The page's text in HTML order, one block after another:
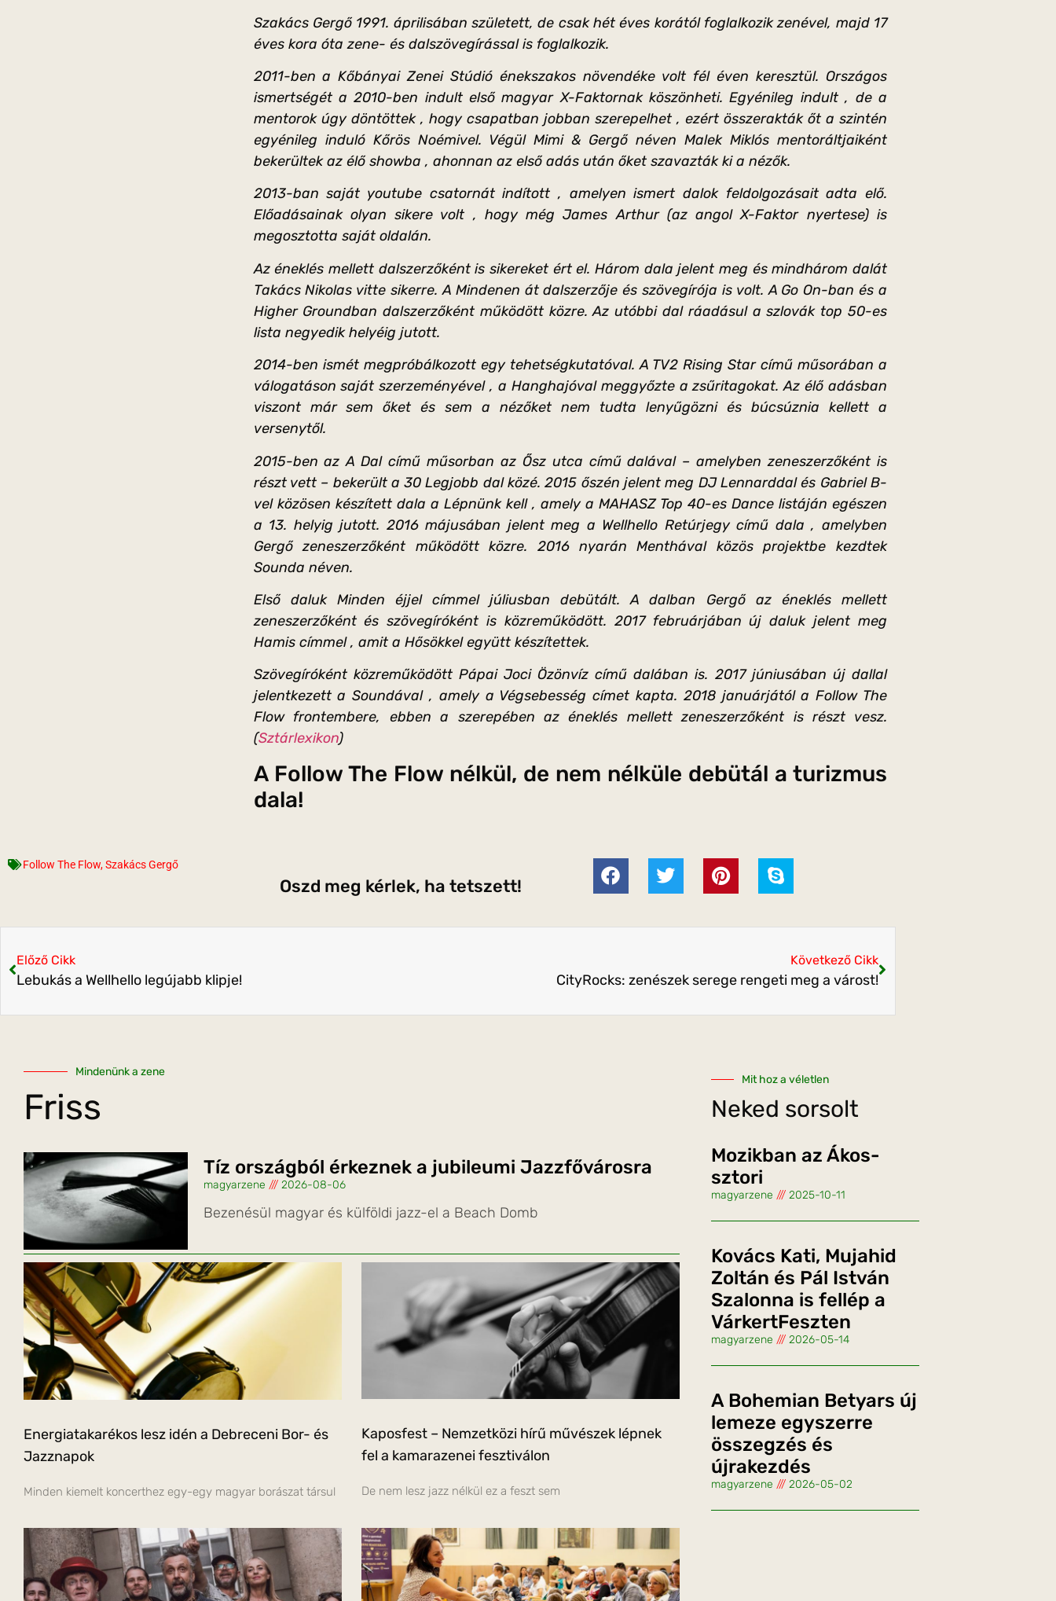
Szakács Gergő 1991. áprilisában született, de csak hét éves korától foglalkozik zenével, majd 17
éves kora óta zene- és dalszövegírással is foglalkozik.
2011-ben a Kőbányai Zenei Stúdió énekszakos növendéke volt fél éven keresztül. Országos
ismertségét a 2010-ben indult első magyar X-Faktornak köszönheti. Egyénileg indult , de a
mentorok úgy döntöttek , hogy csapatban jobban szerepelhet , ezért összerakták őt a szintén
egyénileg induló Kőrös Noémivel. Végül Mimi & Gergő néven Malek Miklós mentoráltjaiként
bekerültek az élő showba , ahonnan az első adás után őket szavazták ki a nézők.
2013-ban saját youtube csatornát indított , amelyen ismert dalok feldolgozásait adta elő.
Előadásainak olyan sikere volt , hogy még James Arthur (az angol X-Faktor nyertese) is
megosztotta saját oldalán.
Az éneklés mellett dalszerzőként is sikereket ért el. Három dala jelent meg és mindhárom dalát
Takács Nikolas vitte sikerre. A Mindenen át dalszerzője és szövegírója is volt. A Go On-ban és a
Higher Groundban dalszerzőként működött közre. Az utóbbi dal ráadásul a szlovák top 50-es
lista negyedik helyéig jutott.
2014-ben ismét megpróbálkozott egy tehetségkutatóval. A TV2 Rising Star című műsorában a
válogatáson saját szerzeményével , a Hanghajóval meggyőzte a zsűritagokat. Az élő adásban
viszont már sem őket és sem a nézőket nem tudta lenyűgözni és búcsúznia kellett a
versenytől.
2015-ben az A Dal című műsorban az Ősz utca című dalával – amelyben zeneszerzőként is
részt vett – bekerült a 30 Legjobb dal közé. 2015 őszén jelent meg DJ Lennarddal és Gabriel B-
vel közösen készített dala a Lépnünk kell , amely a MAHASZ Top 40-es Dance listáján egészen
a 13. helyig jutott. 2016 májusában jelent meg a Wellhello Retúrjegy című dala , amelyben
Gergő zeneszerzőként működött közre. 2016 nyarán Menthával közös projektbe kezdtek
Sounda néven.
Első daluk Minden éjjel címmel júliusban debütált. A dalban Gergő az éneklés mellett
zeneszerzőként és szövegíróként is közreműködött. 2017 februárjában új daluk jelent meg
Hamis címmel , amit a Hősökkel együtt készítettek.
Szövegíróként közreműködött Pápai Joci Özönvíz című dalában is. 2017 júniusában új dallal
jelentkezett a Soundával , amely a Végsebesség címet kapta. 2018 januárjától a Follow The
Flow frontembere, ebben a szerepében az éneklés mellett zeneszerzőként is részt vesz.
(Sztárlexikon)
A Follow The Flow nélkül, de nem nélküle debütál a turizmus
dala!
Follow The Flow,Szakács Gergő
Oszd meg kérlek, ha tetszett!
Előző Cikk
Lebukás a Wellhello legújabb klipje!
Következő Cikk
CityRocks: zenészek serege rengeti meg a várost!
Mindenünk a zene
Friss
Tíz országból érkeznek a jubileumi Jazzfővárosra
magyarzene 2026-08-06
Bezenésül magyar és külföldi jazz-el a Beach Domb
Energiatakarékos lesz idén a Debreceni Bor- és
Jazznapok
Minden kiemelt koncerthez egy-egy magyar borászat társul
Kaposfest – Nemzetközi hírű művészek lépnek
fel a kamarazenei fesztiválon
De nem lesz jazz nélkül ez a feszt sem
Mit hoz a véletlen
Neked sorsolt
Mozikban az Ákos-
sztori
magyarzene 2025-10-11
Kovács Kati, Mujahid
Zoltán és Pál István
Szalonna is fellép a
VárkertFeszten
magyarzene 2026-05-14
A Bohemian Betyars új
lemeze egyszerre
összegzés és
újrakezdés
magyarzene 2026-05-02